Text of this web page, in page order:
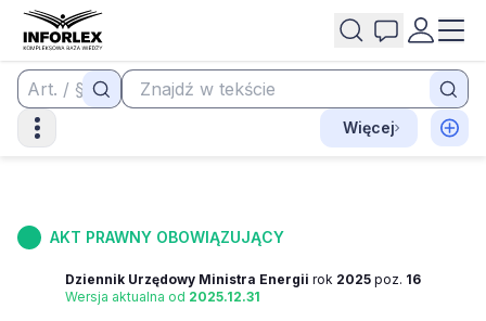
Więcej
AKT PRAWNY OBOWIĄZUJĄCY
Dziennik Urzędowy Ministra Energii rok 2025 poz. 16
Wersja aktualna od 2025.12.31